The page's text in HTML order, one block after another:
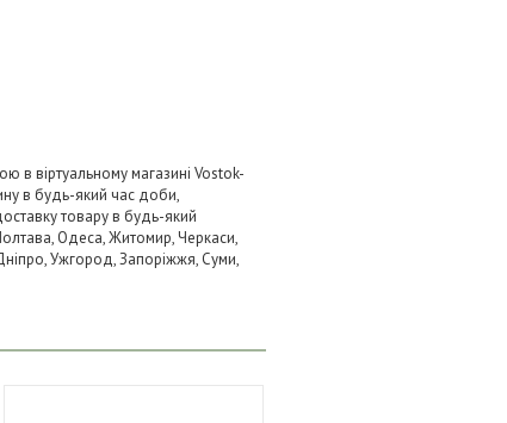
в віртуальному магазині Vostok-
в будь-який час доби,
товару в будь-який
Одеса, Житомир, Черкаси,
Ужгород, Запоріжжя, Суми,